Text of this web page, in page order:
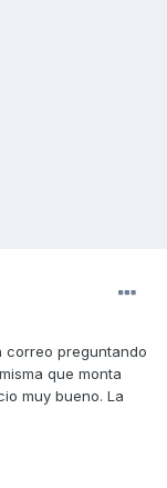
correo preguntando
que monta
muy bueno. La